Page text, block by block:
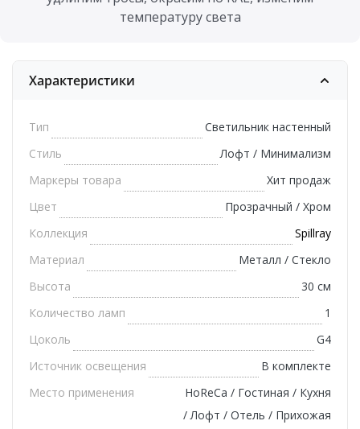
температуру света
Характеристики
Тип
Светильник настенный
Стиль
Лофт / Минимализм
Маркеры товара
Хит продаж
Цвет
Прозрачный / Хром
Коллекция
Spillray
Материал
Металл / Стекло
Высота
30 см
Количество ламп
1
Цоколь
G4
Источник освещения
В комплекте
Место применения
HoReCa / Гостиная / Кухня
/ Лофт / Отель / Прихожая